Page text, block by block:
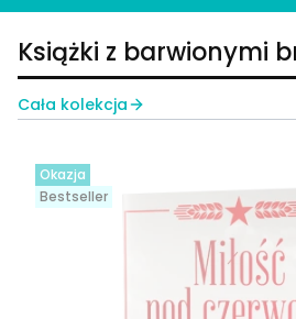
Książki z barwionymi
Cała kolekcja
Okazja
Bestseller